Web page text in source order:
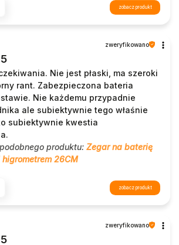
zobacz produkt
zweryfikowano
5
Nie jest płaski, ma szeroki
rant. Zabezpieczona bateria
Nie każdemu przypadnie
ale subiektywnie tego właśnie
subiektywnie kwestia
produktu: Zegar na baterię
26CM
zobacz produkt
zweryfikowano
5